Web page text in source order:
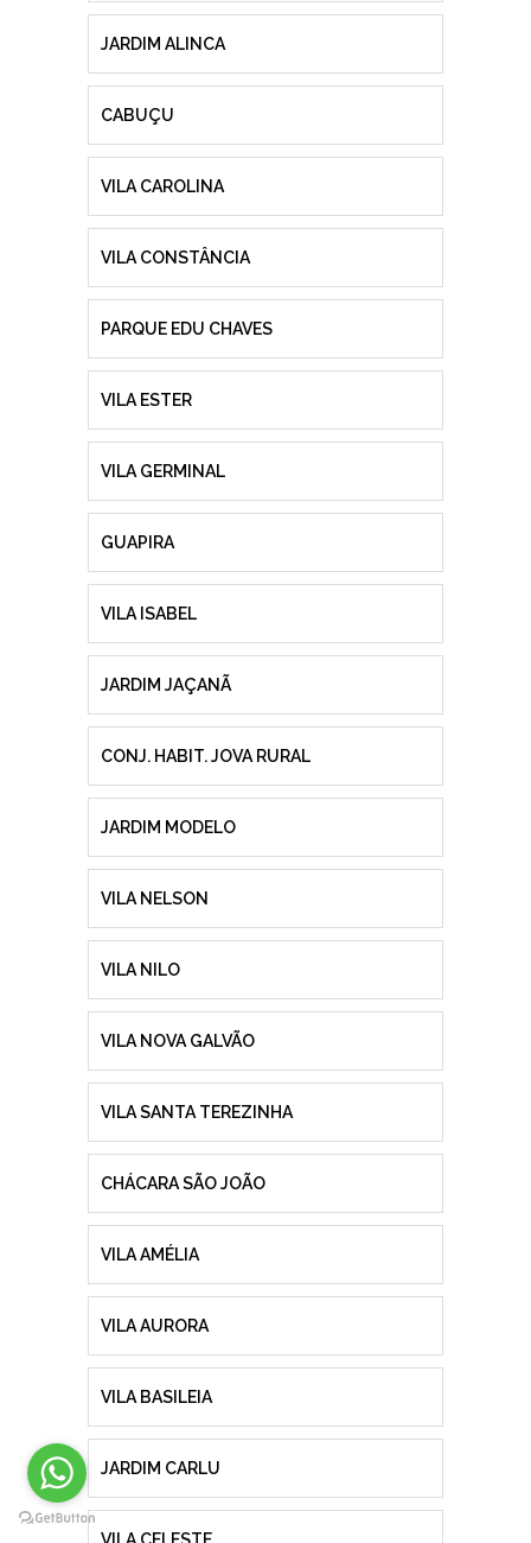
JARDIM ALINCA
CABUÇU
VILA CAROLINA
VILA CONSTÂNCIA
PARQUE EDU CHAVES
VILA ESTER
VILA GERMINAL
GUAPIRA
VILA ISABEL
JARDIM JAÇANÃ
CONJ. HABIT. JOVA RURAL
JARDIM MODELO
VILA NELSON
VILA NILO
VILA NOVA GALVÃO
VILA SANTA TEREZINHA
CHÁCARA SÃO JOÃO
VILA AMÉLIA
VILA AURORA
VILA BASILEIA
JARDIM CARLU